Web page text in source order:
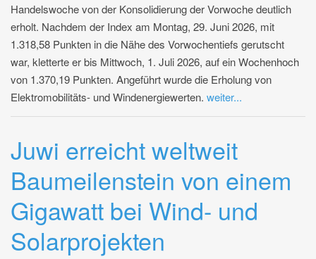
Handelswoche von der Konsolidierung der Vorwoche deutlich
erholt. Nachdem der Index am Montag, 29. Juni 2026, mit
1.318,58 Punkten in die Nähe des Vorwochentiefs gerutscht
war, kletterte er bis Mittwoch, 1. Juli 2026, auf ein Wochenhoch
von 1.370,19 Punkten. Angeführt wurde die Erholung von
Elektromobilitäts- und Windenergiewerten. weiter...
Juwi erreicht weltweit
Baumeilenstein von einem
Gigawatt bei Wind- und
Solarprojekten